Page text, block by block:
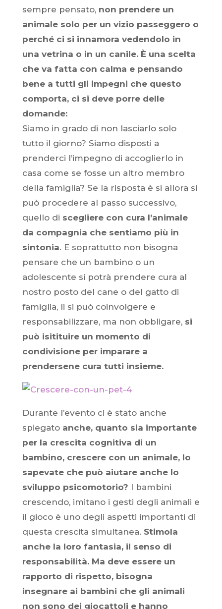
sempre pensato, non prendere un
animale solo per un vizio passeggero o
perché ci si innamora vedendolo in
una vetrina o in un canile. È una scelta
che va fatta con calma e pensando
bene a tutti gli impegni che questo
comporta, ci si deve porre delle
domande:
Siamo in grado di non lasciarlo solo
tutto il giorno? Siamo disposti a
prenderci l’impegno di accoglierlo in
casa come se fosse un altro membro
della famiglia? Se la risposta è si allora si
può procedere al passo successivo,
quello di scegliere con cura l’animale
da compagnia che sentiamo più in
sintonia. E soprattutto non bisogna
pensare che un bambino o un
adolescente si potrà prendere cura al
nostro posto del cane o del gatto di
famiglia, li si può coinvolgere e
responsabilizzare, ma non obbligare,si
può isitituire un momento di
condivisione per imparare a
prendersene cura tutti insieme.
Durante l’evento ci è stato anche
spiegato anche, quanto sia importante
per la crescita cognitiva di un
bambino, crescere con un animale, lo
sapevate che può aiutare anche lo
sviluppo psicomotorio? I bambini
crescendo, imitano i gesti degli animali e
il gioco è uno degli aspetti importanti di
questa crescita simultanea. Stimola
anche la loro fantasia, il senso di
responsabilità. Ma deve essere un
rapporto di rispetto, bisogna
insegnare ai bambini che gli animali
non sono dei giocattoli e hanno